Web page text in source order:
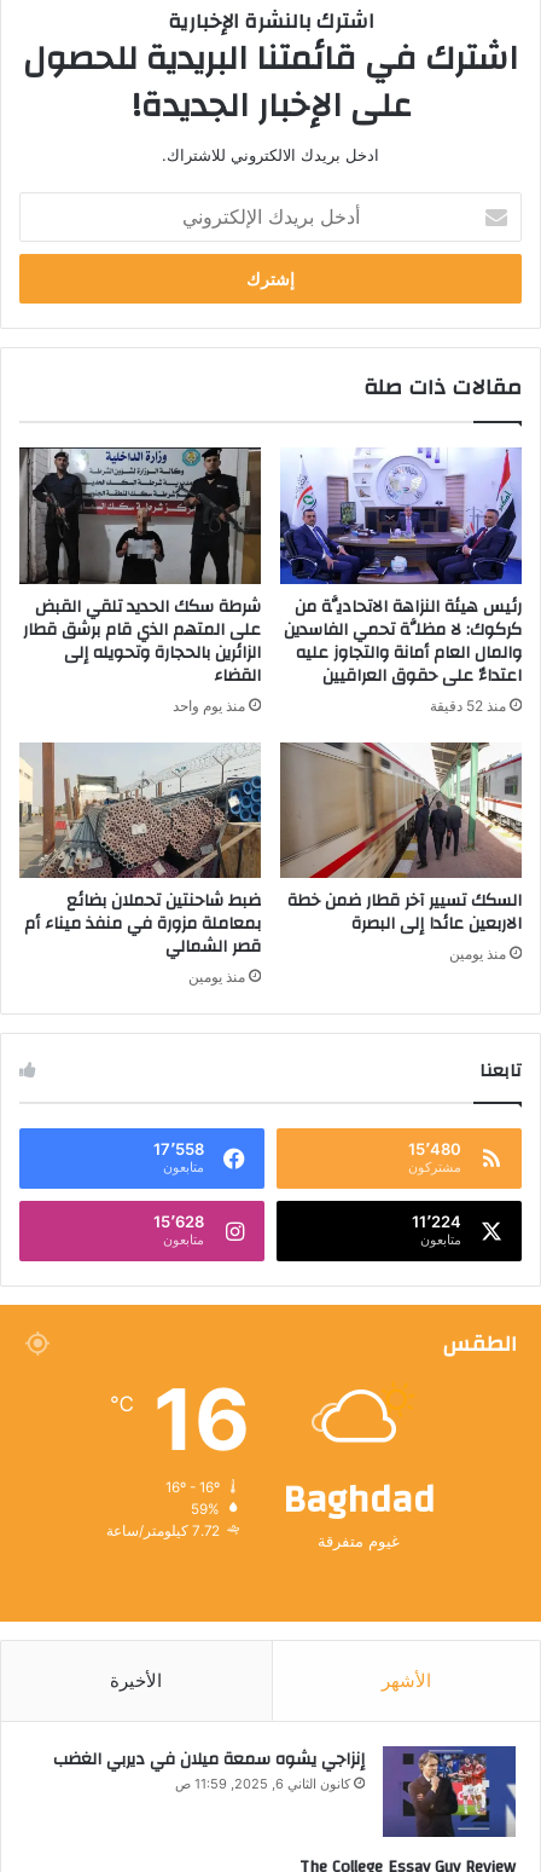
اشترك بالنشرة الإخبارية
اشترك في قائمتنا البريدية للحصول
على الإخبار الجديدة!
ادخل بريدك الالكتروني للاشتراك.
خ
ب
ر
د
ا
ك
ت
ر
و
ن
ي
مقالات ذات صلة
رئيس هيئة النزاهة الاتحاديَّة من
كركوك: لا مظلَّة تحمي الفاسدين
والمال العام أمانة والتجاوز عليه
اعتداءٌ على حقوق العراقيين
منذ 52 دقيقة
شرطة سكك الحديد تلقي القبض
على المتهم الذي قام برشق قطار
الزائرين بالحجارة وتحويله إلى
القضاء
منذ يوم واحد
السكك تسيير آخر قطار ضمن خطة
الاربعين عائدا إلى البصرة
منذ يومين
ضبط شاحنتين تحملان بضائع
بمعاملة مزورة في منفذ ميناء أم
قصر الشمالي
منذ يومين
تابعنا
15٬480
مشتركون
17٬558
متابعون
11٬224
متابعون
15٬628
متابعون
الطقس
Baghdad
غيوم متفرقة
16
℃
59%
7.72 كيلومتر/ساعة
الأشهر الأخيرة
إنزاجي يشوه سمعة ميلان في ديربي الغضب
كانون الثاني 6, 2025, 11:59 ص